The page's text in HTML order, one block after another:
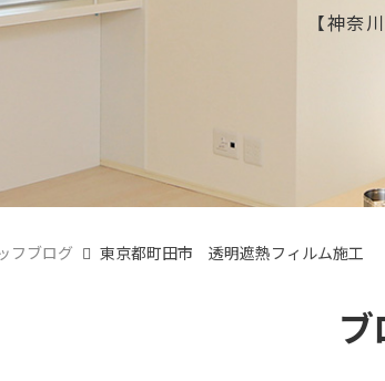
【神奈
フブログ 東京都町田市 透明遮熱フィルム施工